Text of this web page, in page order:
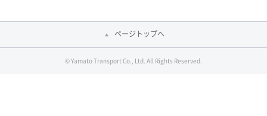
ページトップへ
© Yamato Transport Co., Ltd. All Rights Reserved.